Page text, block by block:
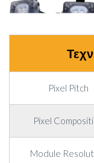
Pixel Pitch
Pixel
Module